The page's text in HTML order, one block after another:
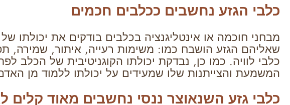
כלבי הגזע נחשבים ככלבים חכמים
מבחני חוכמה או אינטליגנציה בכלבים בודקים את יכולתו
שאליהם הגזע הושבח כמו: משימות רעייה, איתור, שמירה,
כלבי לוויה. כמו כן, נבדקת יכולתו הקוגניטיבית של הכלב
המשמעת והצייתנות שלו שמעידים על יכולתו ללמוד מן
כלבי גזע השנאוצר ננסי נחשבים מאוד קלים